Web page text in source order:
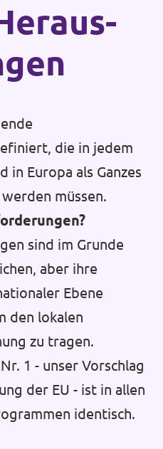
die in jedem
in Europa als Ganzes
müssen.
sind im Grunde
aber ihre
Ebene
den lokalen
zu tragen.
1 - unser Vorschlag
der EU - ist in allen
identisch.